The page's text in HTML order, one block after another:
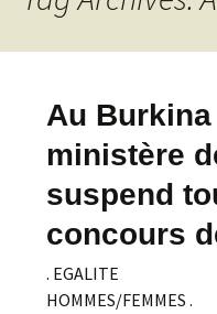
Au
ministère
suspend
concours
. EGALITE
HOMMES/FEMMES .